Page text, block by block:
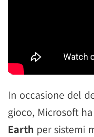
In occasione del
gioco, Microsoft
Earth per sistemi